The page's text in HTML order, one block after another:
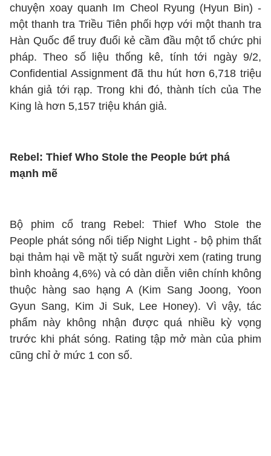
chuyện xoay quanh Im Cheol Ryung (Hyun Bin) -
một thanh tra Triều Tiên phối hợp với một thanh tra
Hàn Quốc để truy đuổi kẻ cầm đầu một tổ chức phi
pháp. Theo số liệu thống kê, tính tới ngày 9/2,
Confidential Assignment đã thu hút hơn 6,718 triệu
khán giả tới rạp. Trong khi đó, thành tích của The
King là hơn 5,157 triệu khán giả.
Rebel: Thief Who Stole the People bứt phá
mạnh mẽ
Bộ phim cổ trang Rebel: Thief Who Stole the
People phát sóng nối tiếp Night Light - bộ phim thất
bại thảm hại về mặt tỷ suất người xem (rating trung
bình khoảng 4,6%) và có dàn diễn viên chính không
thuộc hàng sao hạng A (Kim Sang Joong, Yoon
Gyun Sang, Kim Ji Suk, Lee Honey). Vì vậy, tác
phẩm này không nhận được quá nhiều kỳ vọng
trước khi phát sóng. Rating tập mở màn của phim
cũng chỉ ở mức 1 con số.